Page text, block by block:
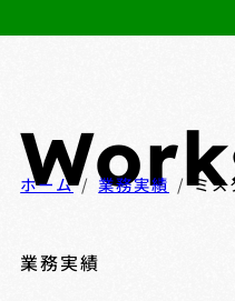
業務実績
ホーム 業務実績 ミス